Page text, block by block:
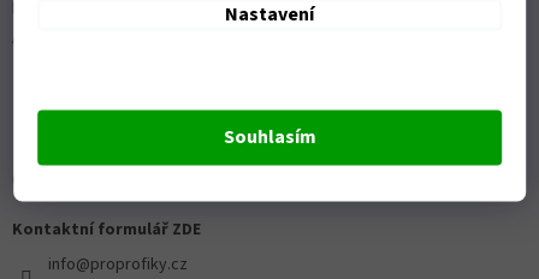
Nastavení
Souhlasím
Autorizovaný servis Husqvarna
Kontaktní formulář ZDE
info@proprofiky.cz